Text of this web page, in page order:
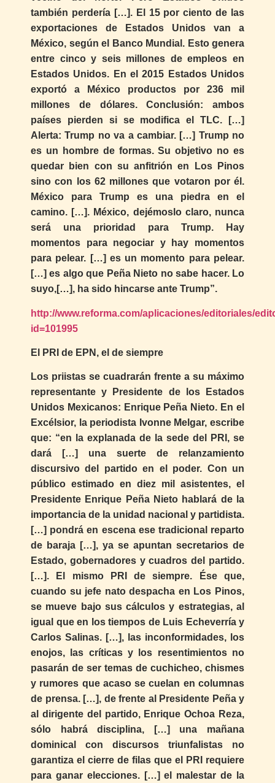
también perdería […]. El 15 por ciento de las
exportaciones de Estados Unidos van a
México, según el Banco Mundial. Esto genera
entre cinco y seis millones de empleos en
Estados Unidos. En el 2015 Estados Unidos
exportó a México productos por 236 mil
millones de dólares. Conclusión: ambos
países pierden si se modifica el TLC. […]
Alerta: Trump no va a cambiar. […] Trump no
es un hombre de formas. Su objetivo no es
quedar bien con su anfitrión en Los Pinos
sino con los 62 millones que votaron por él.
México para Trump es una piedra en el
camino. […]. México, dejémoslo claro, nunca
será una prioridad para Trump. Hay
momentos para negociar y hay momentos
para pelear. […] es un momento para pelear.
[…] es algo que Peña Nieto no sabe hacer. Lo
suyo,[…], ha sido hincarse ante Trump”.
http://www.reforma.com/aplicaciones/editoriales/
id=101995
El PRI de EPN, el de siempre
Los priistas se cuadrarán frente a su máximo
representante y Presidente de los Estados
Unidos Mexicanos: Enrique Peña Nieto. En el
Excélsior, la periodista Ivonne Melgar, escribe
que: “en la explanada de la sede del PRI, se
dará […] una suerte de relanzamiento
discursivo del partido en el poder. Con un
público estimado en diez mil asistentes, el
Presidente Enrique Peña Nieto hablará de la
importancia de la unidad nacional y partidista.
[…] pondrá en escena ese tradicional reparto
de baraja […], ya se apuntan secretarios de
Estado, gobernadores y cuadros del partido.
[…]. El mismo PRI de siempre. Ése que,
cuando su jefe nato despacha en Los Pinos,
se mueve bajo sus cálculos y estrategias, al
igual que en los tiempos de Luis Echeverría y
Carlos Salinas. […], las inconformidades, los
enojos, las críticas y los resentimientos no
pasarán de ser temas de cuchicheo, chismes
y rumores que acaso se cuelan en columnas
de prensa. […], de frente al Presidente Peña y
al dirigente del partido, Enrique Ochoa Reza,
sólo habrá disciplina, […] una mañana
dominical con discursos triunfalistas no
garantiza el cierre de filas que el PRI requiere
para ganar elecciones. […] el malestar de la